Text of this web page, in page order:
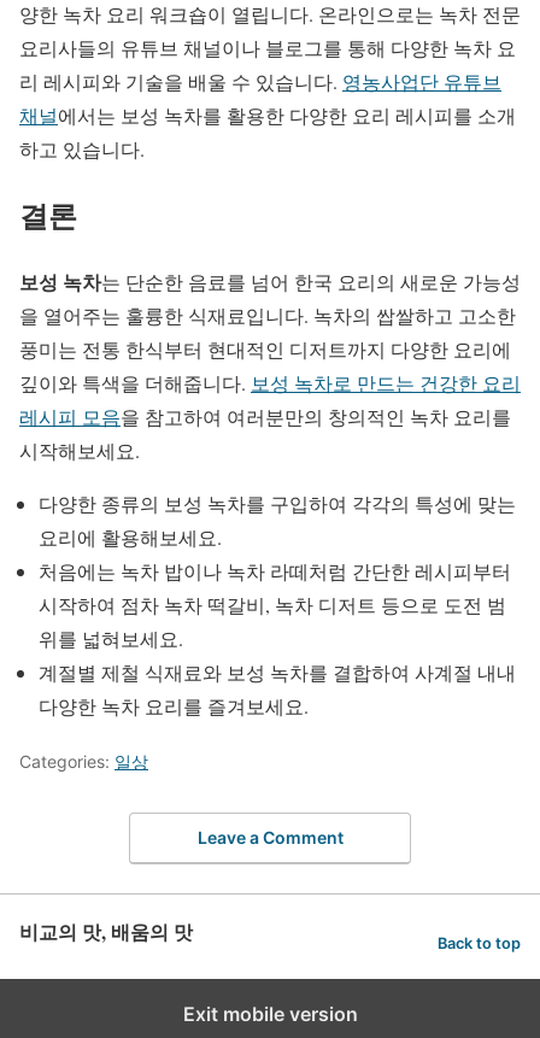
양한 녹차 요리 워크숍이 열립니다. 온라인으로는 녹차 전문
요리사들의 유튜브 채널이나 블로그를 통해 다양한 녹차 요
리 레시피와 기술을 배울 수 있습니다. 영농사업단 유튜브
채널에서는 보성 녹차를 활용한 다양한 요리 레시피를 소개
하고 있습니다.
결론
보성 녹차는 단순한 음료를 넘어 한국 요리의 새로운 가능성
을 열어주는 훌륭한 식재료입니다. 녹차의 쌉쌀하고 고소한
풍미는 전통 한식부터 현대적인 디저트까지 다양한 요리에
깊이와 특색을 더해줍니다. 보성 녹차로 만드는 건강한 요리
레시피 모음을 참고하여 여러분만의 창의적인 녹차 요리를
시작해보세요.
다양한 종류의 보성 녹차를 구입하여 각각의 특성에 맞는
요리에 활용해보세요.
처음에는 녹차 밥이나 녹차 라떼처럼 간단한 레시피부터
시작하여 점차 녹차 떡갈비, 녹차 디저트 등으로 도전 범
위를 넓혀보세요.
계절별 제철 식재료와 보성 녹차를 결합하여 사계절 내내
다양한 녹차 요리를 즐겨보세요.
Categories: 일상
Leave a Comment
비교의 맛, 배움의 맛 Back to top
Exit mobile version